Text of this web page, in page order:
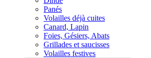
Panés
Volailles déjà cuites
Canard, Lapin
Foies, Gésiers, Abats
Grillades et saucisses
Volailles festives